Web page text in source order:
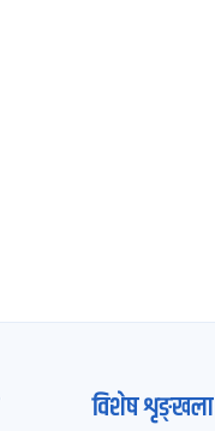
विशेष शृङ्खला